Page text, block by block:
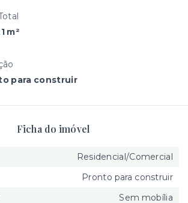
m²
para construir
Ficha do imóvel
Residencial/Comercial
Pronto para construir
Sem mobília